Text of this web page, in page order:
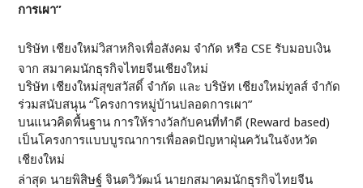
การเผา”
บริษัท เชียงใหม่วิสาหกิจเพื่อสังคม จำกัด หรือ CSE รับมอบเงิน
จาก สมาคมนักธุรกิจไทยจีนเชียงใหม่
บริษัท เชียงใหม่สุขสวัสดิ์ จำกัด และ บริษัท เชียงใหม่ทูลส์ จำกัด
ร่วมสนับสนุน “โครงการหมู่บ้านปลอดการเผา”
บนแนวคิดพื้นฐาน การให้รางวัลกับคนที่ทำดี (Reward based)
เป็นโครงการแบบบูรณาการเพื่อลดปัญหาฝุ่นควันในจังหวัด
เชียงใหม่
ล่าสุด นายพิสิษฐ์ จินตวิวัฒน์ นายกสมาคมนักธุรกิจไทยจีน